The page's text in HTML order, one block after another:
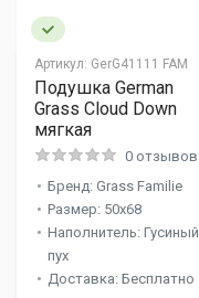
Артикул: GerG41111 FAM
Подушка German
Grass Cloud Down
мягкая
0 отзывов
Бренд: Grass Familie
Размер: 50x68
Наполнитель: Гусиный
пух
Доставка: Бесплатно